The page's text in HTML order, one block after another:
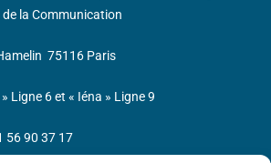
la Communication
75116 Paris
Ligne 6 et « Iéna » Ligne 9
56 90 37 17